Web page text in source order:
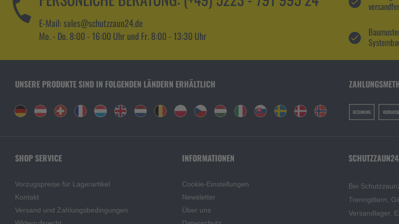
E-Mail: sales@schutzzaun24.de
Mo. - Do. 8:00 - 16:00 Uhr und Fr. 8:00 - 13:30 Uhr
UNSERE PRODUKTE SIND IN FOLGENDEN LÄNDERN ERHÄLTLICH
SHOP SERVICE
Vorzugspreise für Lagerartikel
Kontakt
Versand und Zahlungsbedingungen
INFORMATIONEN
Cookie-Einstellungen
Newsletter
Über uns
Bei
Trenngittern,
Versandlager.